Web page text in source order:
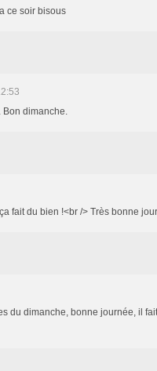
ce soir bisous
Bon dimanche.
fait du bien !<br /> Très bonne
du dimanche, bonne journée, il